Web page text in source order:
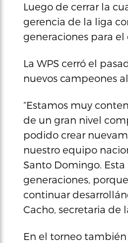
Luego de cerrar la
gerencia de la liga
generaciones para
La WPS cerró el
nuevos campeones
“Estamos muy
de un gran nivel
podido crear
nuestro equipo
Santo Domingo.
generaciones,
continuar
Cacho, secretaria de
En el torneo